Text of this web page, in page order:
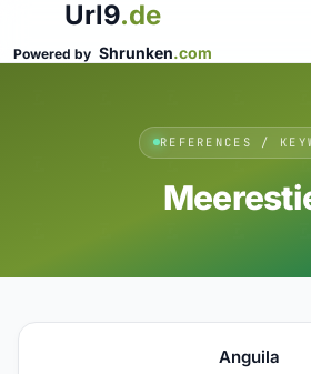
Url9.de
Powered by Shrunken.com
REFERENCES /
Anguila